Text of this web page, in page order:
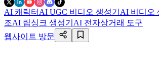
AI 캐릭터 AI UGC 비디오 생성기 AI 비디오
조AI 립싱크 생성기 AI 전자상거래 도구
웹사이트 방문